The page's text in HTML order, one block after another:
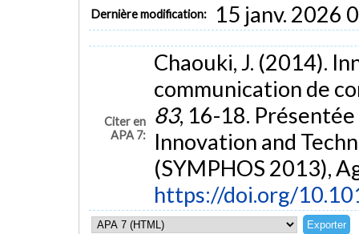
Dernière modification: 15 janv. 2026
Citer en
APA 7:
Chaouki, J. (2014).
communication de
83, 16-18.
Innovation and
(SYMPHOS 2013),
https://doi.org/